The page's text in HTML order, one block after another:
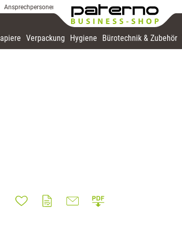
Ansprechpersonen
Verpackung Hygiene Bürotechnik & Zubehör